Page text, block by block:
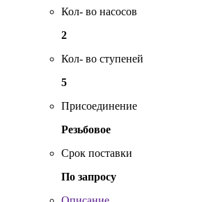
Кол- во насосов
2
Кол- во ступеней
5
Присоединение
Резьбовое
Срок поставки
По запросу